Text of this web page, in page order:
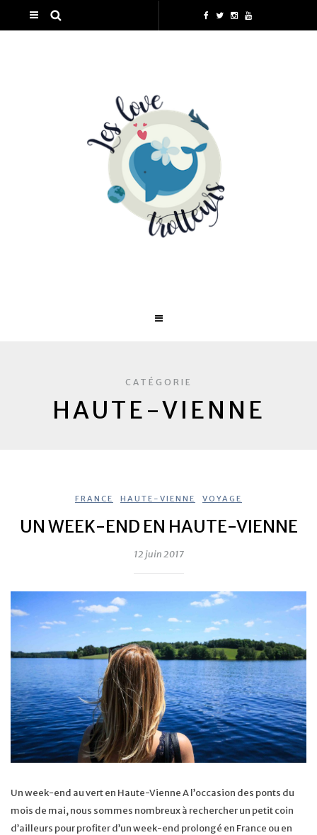
CATÉGORIE
HAUTE-VIENNE
FRANCE HAUTE-VIENNE VOYAGE
UN WEEK-END EN HAUTE-VIENNE
12 juin 2017
Un week-end au vert en Haute-Vienne A l’occasion des ponts du
mois de mai, nous sommes nombreux à rechercher un petit coin
d’ailleurs pour profiter d’un week-end prolongé en France ou en